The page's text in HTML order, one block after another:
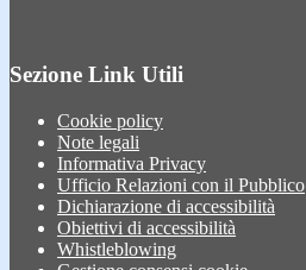
Sezione Link Utili
Cookie policy
Note legali
Informativa Privacy
Ufficio Relazioni con il Pubblico
Dichiarazione di accessibilità
Obiettivi di accessibilità
Whistleblowing